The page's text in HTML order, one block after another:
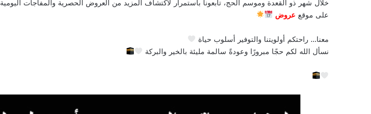
خلال شهر ذو القعدة وموسم الحج، تابعونا باستمرار لاكتشاف المزيد من العروض الحصرية والمفاجآت اليومية
على موقع عروض
معنا… راحتكم أولويتنا والتوفير أسلوب حياة
نسأل الله لكم حجًا مبرورًا وعودةً سالمة مليئة بالخير والبركة